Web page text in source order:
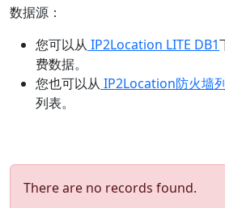
数据源：
您可以从 IP2Location LITE DB1
费数据。
您也可以从 IP2Location防火墙
列表。
There are no records found.